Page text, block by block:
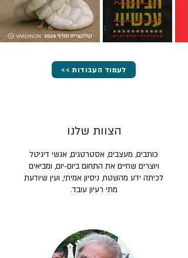
<< לעמוד העבודות
הצוות שלנו
כותבים, מעצבים, אסטרטגים, אנשי דיגיטל
ויוצרים שחיים את התחום ביום-יום, ומביאים
לכיתה ידע מהשטח, ניסיון אמיתי, ועין שיודעת
מתי רעיון עובד.